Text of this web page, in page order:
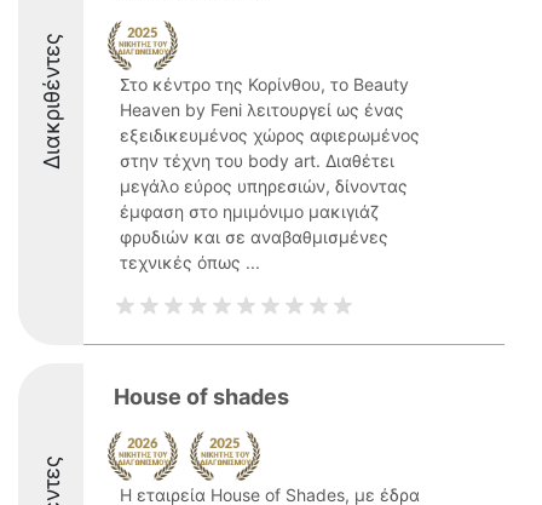
Διακριθέντες
Στο κέντρο της Κορίνθου, το Beauty
Heaven by Feni λειτουργεί ως ένας
εξειδικευμένος χώρος αφιερωμένος
στην τέχνη του body art. Διαθέτει
μεγάλο εύρος υπηρεσιών, δίνοντας
έμφαση στο ημιμόνιμο μακιγιάζ
φρυδιών και σε αναβαθμισμένες
τεχνικές όπως ...
House of shades
Η εταιρεία House of Shades, με έδρα